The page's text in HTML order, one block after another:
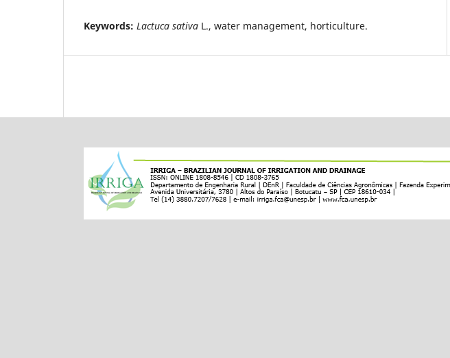
Keywords: Lactuca sativa L., water management, horticulture.